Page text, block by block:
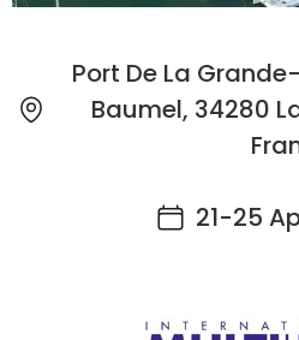
Port De La
Baumel, 34280
21-25